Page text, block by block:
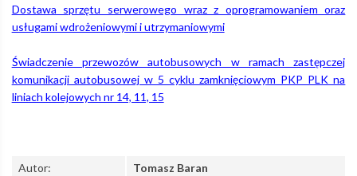
Dostawa sprzętu serwerowego wraz z oprogramowaniem oraz
usługami wdrożeniowymi i utrzymaniowymi
Świadczenie przewozów autobusowych w ramach zastępczej
komunikacji autobusowej w 5 cyklu zamknięciowym PKP PLK na
liniach kolejowych nr 14, 11, 15
Autor: Tomasz Baran